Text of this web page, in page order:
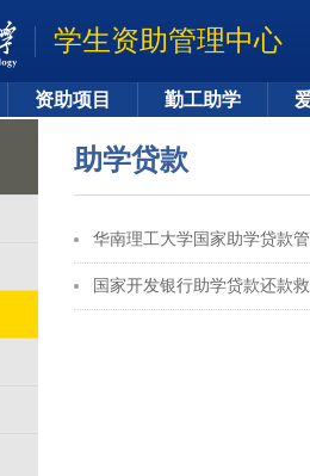
学生资助管理中心
资助项目 勤工助学
助学贷款
华南理工大学国家助学贷款
国家开发银行助学贷款还款